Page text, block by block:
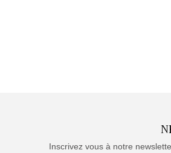
Inscrivez vous à notre